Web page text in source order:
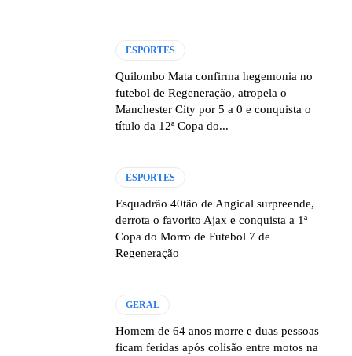
ESPORTES
Quilombo Mata confirma hegemonia no
futebol de Regeneração, atropela o
Manchester City por 5 a 0 e conquista o
título da 12ª Copa do...
ESPORTES
Esquadrão 40tão de Angical surpreende,
derrota o favorito Ajax e conquista a 1ª
Copa do Morro de Futebol 7 de
Regeneração
GERAL
Homem de 64 anos morre e duas pessoas
ficam feridas após colisão entre motos na